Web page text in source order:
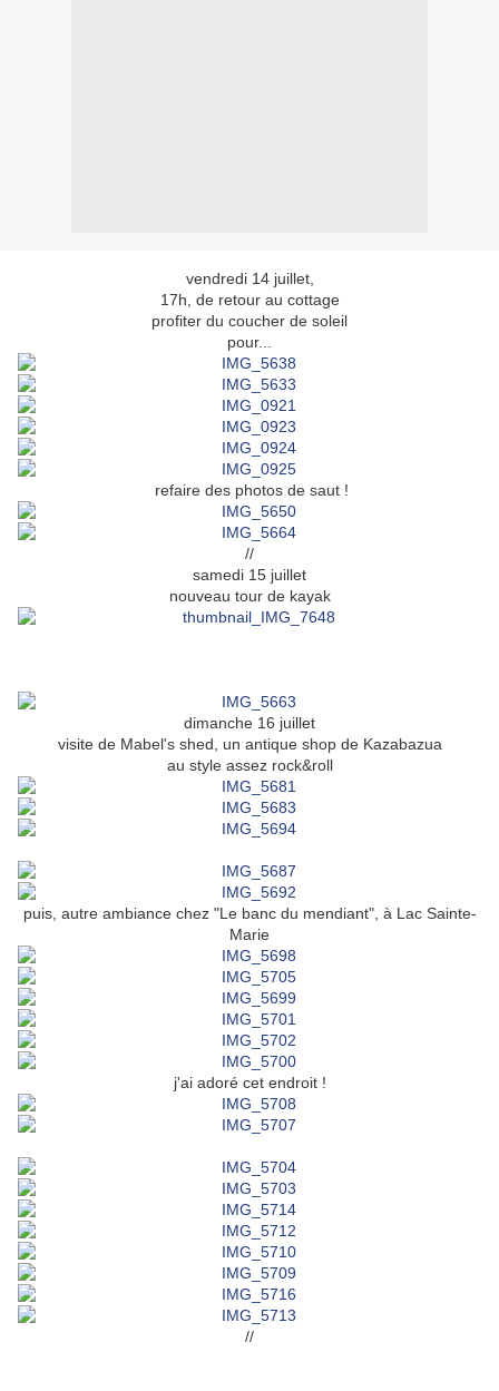
vendredi 14 juillet,
17h, de retour au cottage
profiter du coucher de soleil
pour...
refaire des photos de saut !
//
samedi 15 juillet
nouveau tour de kayak
dimanche 16 juillet
visite de Mabel's shed, un antique shop de Kazabazua
au style assez rock&roll
puis, autre ambiance chez "Le banc du mendiant", à Lac Sainte-
Marie
j'ai adoré cet endroit !
//